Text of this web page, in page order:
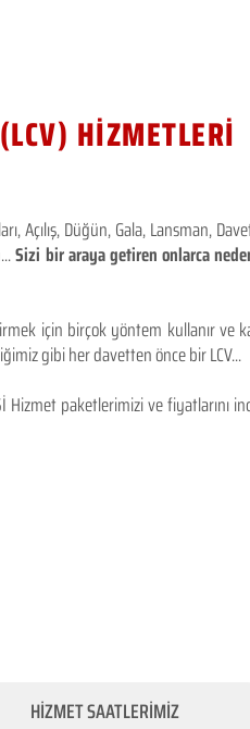
HİZMETLERİ
Açılış, Düğün, Gala, Lansman,
Sizi bir araya getiren onlarca
için birçok yöntem kullanır ve
gibi her davetten önce bir LCV...
Hizmet paketlerimizi ve fiyatlarını
HİZMET SAATLERİMİZ